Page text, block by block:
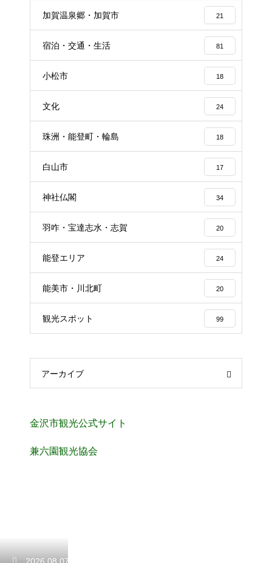
加賀温泉郷・加賀市 21
宿泊・交通・生活 81
小松市 18
文化 24
珠洲・能登町・輪島 18
白山市 17
神社仏閣 34
羽咋・宝達志水・志賀 20
能登エリア 24
能美市・川北町 20
観光スポット 99
アーカイブ
金沢市観光公式サイト
兼六園観光協会